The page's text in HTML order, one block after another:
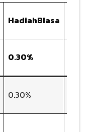
HadiahBIasa
0.30%
0.30%